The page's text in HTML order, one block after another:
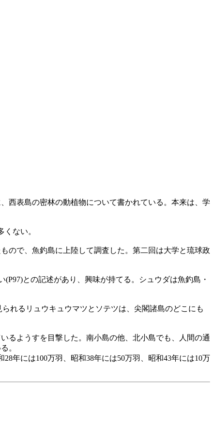
西表島の密林の動植物について書かれている。本来は、学
ない。
ので、魚釣島に上陸して調査した。第二回は大学と琉球政
との記述があり、興味が持てる。シュウダは魚釣島・
れるリュウキュウマツとソテツは、尖閣諸島のどこにも
るようすを目撃した。南小島の他、北小島でも、人間の通
。
年には100万羽、昭和38年には50万羽、昭和43年には10万